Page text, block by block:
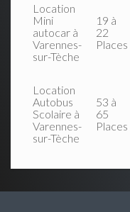
Location
Mini
autocar à
Varennes-
sur-Tèche
19 à
22
Places
Location
Autobus
Scolaire à
Varennes-
sur-Tèche
53 à
65
Places